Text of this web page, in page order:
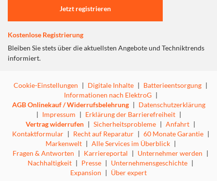
Jetzt registrieren
Kostenlose Registrierung
Bleiben Sie stets über die aktuellsten Angebote und Techniktrends
informiert.
Cookie-Einstellungen | Digitale Inhalte | Batterieentsorgung |
Informationen nach ElektroG |
AGB Onlinekauf / Widerrufsbelehrung | Datenschutzerklärung
| Impressum | Erklärung der Barrierefreiheit |
Vertrag widerrufen | Sicherheitsprobleme | Anfahrt |
Kontaktformular | Recht auf Reparatur | 60 Monate Garantie |
Markenwelt | Alle Services im Überblick |
Fragen & Antworten | Karriereportal | Unternehmer werden |
Nachhaltigkeit | Presse | Unternehmensgeschichte |
Expansion | Über expert